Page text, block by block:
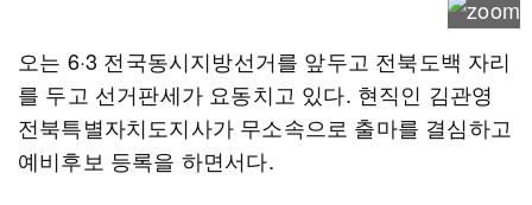
오는 6·3 전국동시지방선거를 앞두고 전북도백 자리
를 두고 선거판세가 요동치고 있다. 현직인 김관영
전북특별자치도지사가 무소속으로 출마를 결심하고
예비후보 등록을 하면서다.